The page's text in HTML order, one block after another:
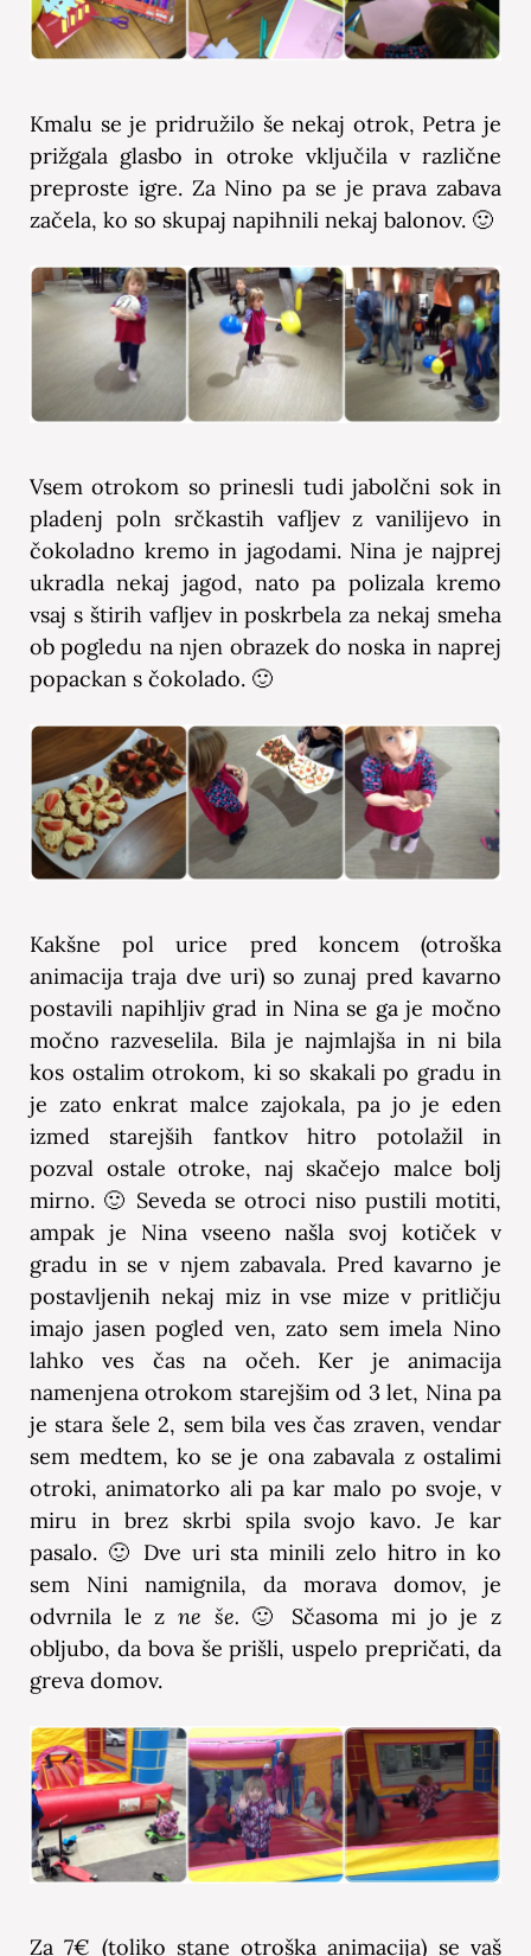
Kmalu se je pridružilo še nekaj otrok, Petra je
prižgala glasbo in otroke vključila v različne
preproste igre. Za Nino pa se je prava zabava
začela, ko so skupaj napihnili nekaj balonov. 🙂
Vsem otrokom so prinesli tudi jabolčni sok in
pladenj poln srčkastih vafljev z vanilijevo in
čokoladno kremo in jagodami. Nina je najprej
ukradla nekaj jagod, nato pa polizala kremo
vsaj s štirih vafljev in poskrbela za nekaj smeha
ob pogledu na njen obrazek do noska in naprej
popackan s čokolado. 🙂
Kakšne pol urice pred koncem (otroška
animacija traja dve uri) so zunaj pred kavarno
postavili napihljiv grad in Nina se ga je močno
močno razveselila. Bila je najmlajša in ni bila
kos ostalim otrokom, ki so skakali po gradu in
je zato enkrat malce zajokala, pa jo je eden
izmed starejših fantkov hitro potolažil in
pozval ostale otroke, naj skačejo malce bolj
mirno. 🙂 Seveda se otroci niso pustili motiti,
ampak je Nina vseeno našla svoj kotiček v
gradu in se v njem zabavala. Pred kavarno je
postavljenih nekaj miz in vse mize v pritličju
imajo jasen pogled ven, zato sem imela Nino
lahko ves čas na očeh. Ker je animacija
namenjena otrokom starejšim od 3 let, Nina pa
je stara šele 2, sem bila ves čas zraven, vendar
sem medtem, ko se je ona zabavala z ostalimi
otroki, animatorko ali pa kar malo po svoje, v
miru in brez skrbi spila svojo kavo. Je kar
pasalo. 🙂 Dve uri sta minili zelo hitro in ko
sem Nini namignila, da morava domov, je
odvrnila le z ne še. 🙂 Sčasoma mi jo je z
obljubo, da bova še prišli, uspelo prepričati, da
greva domov.
Za 7€ (toliko stane otroška animacija) se vaš